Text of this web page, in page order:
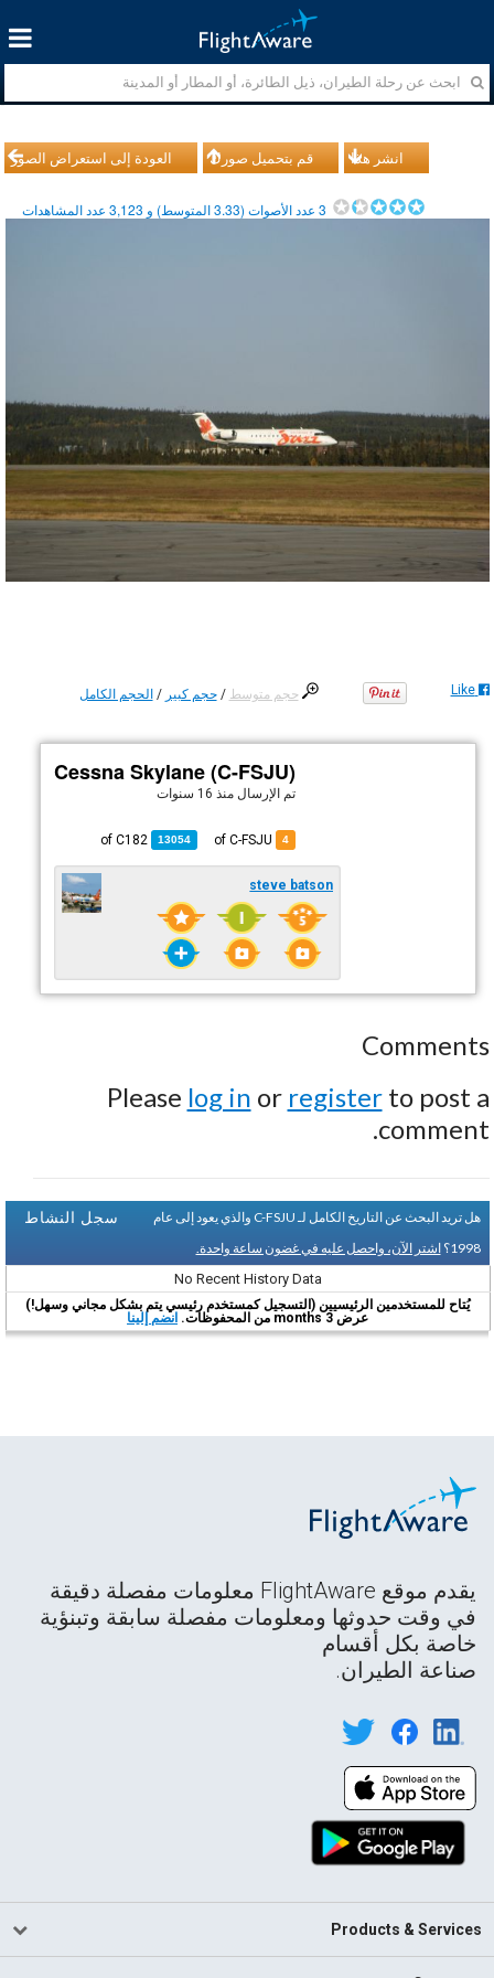
العودة إلى استعراض الصور قم بتحميل صورك انشر هذا
3عدد الأصوات (3.33المتوسط) و 3,123عدد المشاهدات
حجم متوسط /حجم كبير /الحجم الكامل Like
Cessna Skylane (C-FSJU)
تم الإرسال منذ 16 سنوات
4
13054
C182
steve batson
Comments
Please log in or registerto post a
comment.
سجل النشاط
هل تريد البحث عن التاريخ الكامل لـ C-FSJU والذي يعود إلى عام
1998؟ اشتر الآن، واحصل عليه في غضون ساعة واحدة.
No Recent History Data
يُتاح للمستخدمين الرئيسيين (التسجيل كمستخدم رئيسي يتم بشكل مجاني وسهل!)
عرض 3 months من المحفوظات.
انضم إلينا
يقدم موقع FlightAware معلومات مفصلة دقيقة
في وقت حدوثها ومعلومات مفصلة سابقة وتبنؤية
خاصة بكل أقسام
صناعة الطيران.
Products & Services